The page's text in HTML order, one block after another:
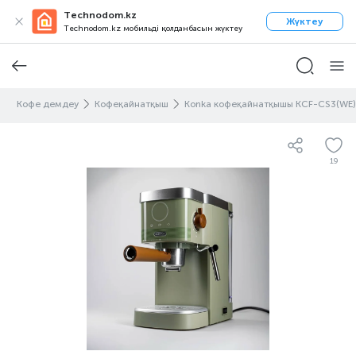
Technodom.kz
Technodom.kz мобильді қолданбасын жүктеу
Жүктеу
Кофе демдеу Кофеқайнатқыш Konka кофеқайнатқышы KCF-CS3(WE)
19